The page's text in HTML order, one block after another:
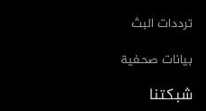
ترددات البث
بيانات صحفية
شبكتنا